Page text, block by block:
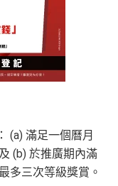
(a) 滿足一個曆月
(b) 於推廣期內滿
多三次等級獎賞。